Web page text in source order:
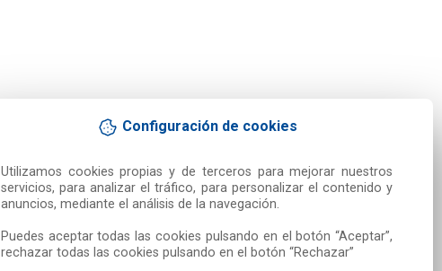
Configuración de cookies
Utilizamos cookies propias y de terceros para mejorar nuestros
servicios, para analizar el tráfico, para personalizar el contenido y
anuncios, mediante el análisis de la navegación.
Puedes aceptar todas las cookies pulsando en el botón “Aceptar”,
rechazar todas las cookies pulsando en el botón “Rechazar”